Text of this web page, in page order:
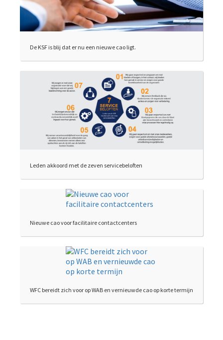
De KSF is blij dat er nu een nieuwe cao ligt.
Leden akkoord met de zeven servicebeloften
Nieuwe cao voor facilitaire contactcenters
WFC bereidt zich voor op WAB en vernieuwde cao op korte termijn